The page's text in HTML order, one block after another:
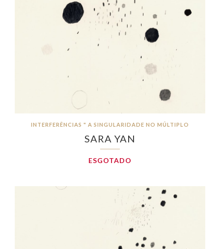
INTERFERÊNCIAS " A SINGULARIDADE NO MÚLTIPLO
SARA YAN
ESGOTADO